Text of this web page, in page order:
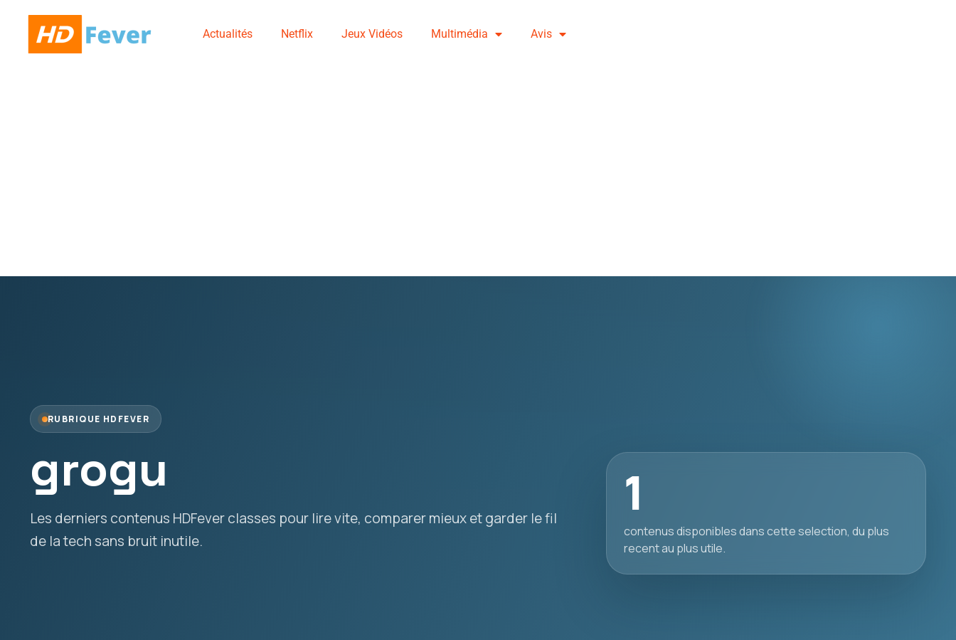
Actualités Netflix Jeux Vidéos Multimédia Avis
RUBRIQUE HDFEVER
grogu
Les derniers contenus HDFever classes pour lire vite, comparer mieux et garder le fil
de la tech sans bruit inutile.
1
contenus disponibles dans cette selection, du plus
recent au plus utile.